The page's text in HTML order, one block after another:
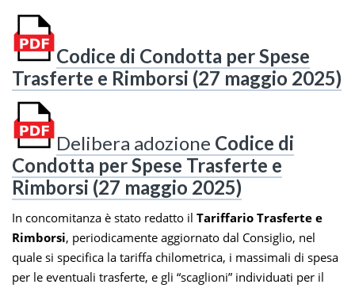
Codice di Condotta per Spese
Trasferte e Rimborsi (27 maggio 2025)
Delibera adozione Codice di
Condotta per Spese Trasferte e
Rimborsi (27 maggio 2025)
In concomitanza è stato redatto il Tariffario Trasferte e
Rimborsi, periodicamente aggiornato dal Consiglio, nel
quale si specifica la tariffa chilometrica, i massimali di spesa
per le eventuali trasferte, e gli “scaglioni” individuati per il